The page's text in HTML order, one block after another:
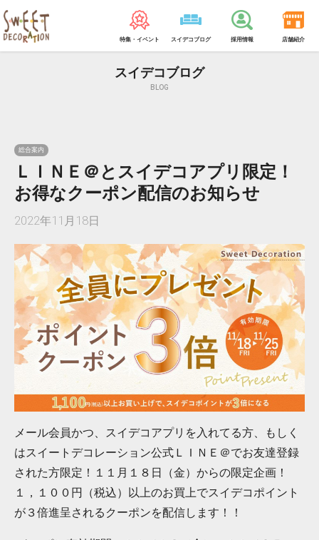
特集・イベント スイデコブログ 採用情報 店舗紹介
スイデコブログ
BLOG
総合案内
ＬＩＮＥ＠とスイデコアプリ限定！
お得なクーポン配信のお知らせ
2022年11月18日
メール会員かつ、スイデコアプリを入れてる方、もしく
はスイートデコレーション公式ＬＩＮＥ＠でお友達登録
された方限定！１１月１８日（金）からの限定企画！
１，１００円（税込）以上のお買上でスイデコポイント
が３倍進呈されるクーポンを配信します！！